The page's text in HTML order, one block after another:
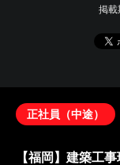
掲載
正社員（中途）
【福岡】建築工